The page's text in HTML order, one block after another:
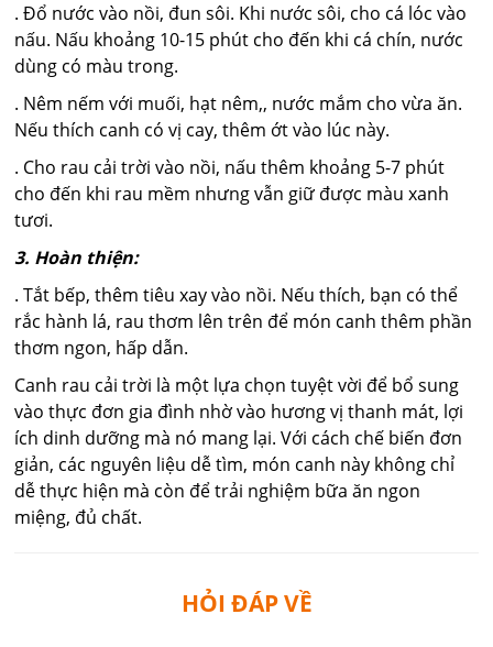
. Đổ nước vào nồi, đun sôi. Khi nước sôi, cho cá lóc vào
nấu. Nấu khoảng 10-15 phút cho đến khi cá chín, nước
dùng có màu trong.
. Nêm nếm với muối, hạt nêm,, nước mắm cho vừa ăn.
Nếu thích canh có vị cay, thêm ớt vào lúc này.
. Cho rau cải trời vào nồi, nấu thêm khoảng 5-7 phút
cho đến khi rau mềm nhưng vẫn giữ được màu xanh
tươi.
3. Hoàn thiện:
. Tắt bếp, thêm tiêu xay vào nồi. Nếu thích, bạn có thể
rắc hành lá, rau thơm lên trên để món canh thêm phần
thơm ngon, hấp dẫn.
Canh rau cải trời là một lựa chọn tuyệt vời để bổ sung
vào thực đơn gia đình nhờ vào hương vị thanh mát, lợi
ích dinh dưỡng mà nó mang lại. Với cách chế biến đơn
giản, các nguyên liệu dễ tìm, món canh này không chỉ
dễ thực hiện mà còn để trải nghiệm bữa ăn ngon
miệng, đủ chất.
HỎI ĐÁP VỀ